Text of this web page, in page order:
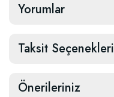
Yorumlar
Taksit Seçenekleri
Önerileriniz